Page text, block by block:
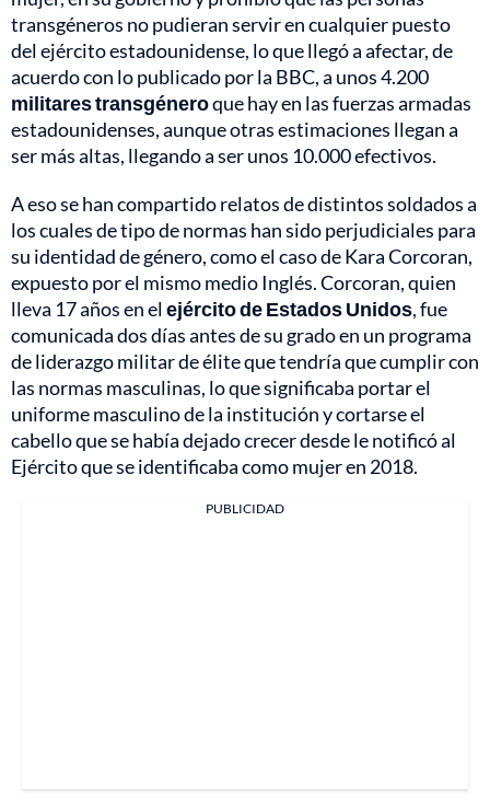
transgéneros no pudieran servir en cualquier puesto
del ejército estadounidense, lo que llegó a afectar, de
acuerdo con lo publicado por la BBC, a unos 4.200
militares transgéneroque hay en las fuerzas armadas
estadounidenses, aunque otras estimaciones llegan a
ser más altas, llegando a ser unos 10.000 efectivos.
A eso se han compartido relatos de distintos soldados a
los cuales de tipo de normas han sido perjudiciales para
su identidad de género, como el caso de Kara Corcoran,
expuesto por el mismo medio Inglés. Corcoran, quien
lleva 17 años en elejército de Estados Unidos, fue
comunicada dos días antes de su grado en un programa
de liderazgo militar de élite que tendría que cumplir con
las normas masculinas, lo que significaba portar el
uniforme masculino de la institución y cortarse el
cabello que se había dejado crecer desde le notificó al
Ejército que se identificaba como mujer en 2018.
PUBLICIDAD